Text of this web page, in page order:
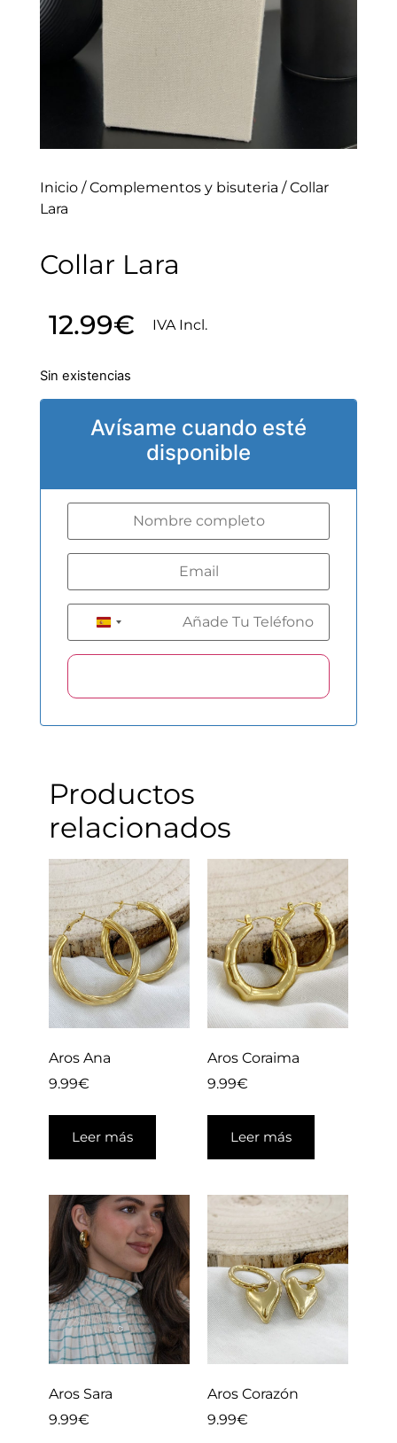
Inicio/Complementos y bisuteria / Collar
Lara
Collar Lara
12.99€ IVA Incl.
Sin existencias
Avísame cuando esté
disponible
Spain +34
Productos
relacionados
Aros Ana
9.99€
Leer más
Aros Coraima
9.99€
Leer más
Aros Sara
9.99€
Aros Corazón
9.99€